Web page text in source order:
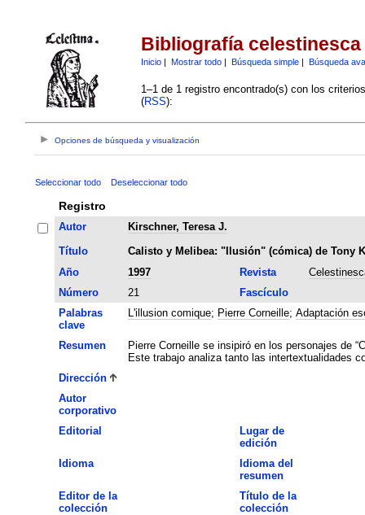
Bibliografía celestinesca
Inicio| Mostrar todo| Búsqueda simple| Búsqueda
1–1 de 1 registro encontrado(s) con los
(RSS):
Opciones de búsqueda y visualización
Seleccionar todo Deseleccionar todo
Registro
Autor
Kirschner, Teresa J.
Título
Calisto y Melibea: "Ilusión" (cómica) de Tony
Año
1997 Revista
Número
21
Fascículo
Palabras
clave
L'illusion comique; Pierre Corneille; Adaptación
Resumen
Pierre Corneille se insipiró en los personajes de
Este trabajo analiza tanto las intertextualidades
Dirección
Autor
corporativo
Editorial
Lugar de
edición
Idioma
Idioma del
resumen
Editor de la
colección
Título de la
colección